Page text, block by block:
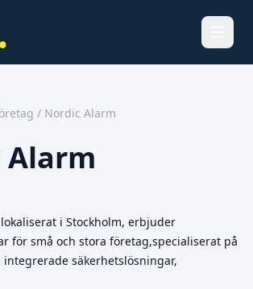
/ Nordic Alarm
Alarm
i Stockholm, erbjuder
för små och stora företag,specialiserat på
säkerhetslösningar,